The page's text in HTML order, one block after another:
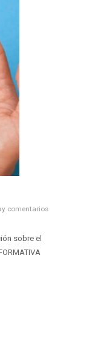
comentarios
sobre el